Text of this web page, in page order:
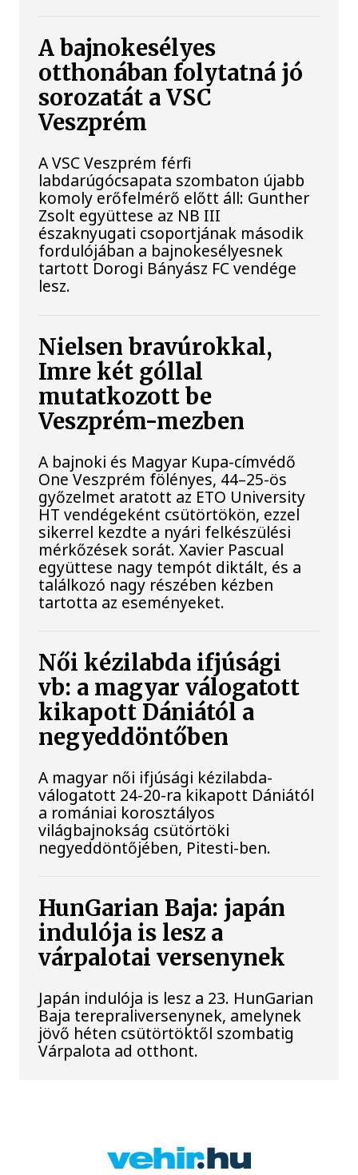
A bajnokesélyes
otthonában folytatná jó
sorozatát a VSC
Veszprém
A VSC Veszprém férfi
labdarúgócsapata szombaton újabb
komoly erőfelmérő előtt áll: Gunther
Zsolt együttese az NB III
északnyugati csoportjának második
fordulójában a bajnokesélyesnek
tartott Dorogi Bányász FC vendége
lesz.
Nielsen bravúrokkal,
Imre két góllal
mutatkozott be
Veszprém-mezben
A bajnoki és Magyar Kupa-címvédő
One Veszprém fölényes, 44–25-ös
győzelmet aratott az ETO University
HT vendégeként csütörtökön, ezzel
sikerrel kezdte a nyári felkészülési
mérkőzések sorát. Xavier Pascual
együttese nagy tempót diktált, és a
találkozó nagy részében kézben
tartotta az eseményeket.
Női kézilabda ifjúsági
vb: a magyar válogatott
kikapott Dániától a
negyeddöntőben
A magyar női ifjúsági kézilabda-
válogatott 24-20-ra kikapott Dániától
a romániai korosztályos
világbajnokság csütörtöki
negyeddöntőjében, Pitesti-ben.
HunGarian Baja: japán
indulója is lesz a
várpalotai versenynek
Japán indulója is lesz a 23. HunGarian
Baja terepraliversenynek, amelynek
jövő héten csütörtöktől szombatig
Várpalota ad otthont.